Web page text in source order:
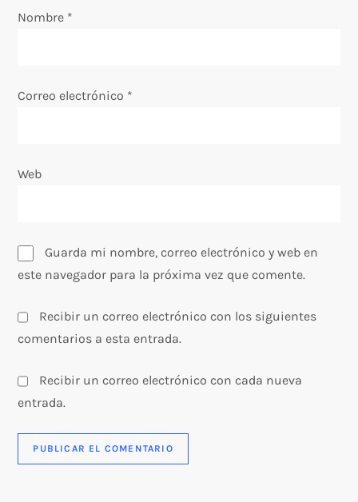
e
t
a
a
s
Nombre *
Correo electrónico *
Web
Guarda mi nombre, correo electrónico y web en
este navegador para la próxima vez que comente.
Recibir un correo electrónico con los siguientes
comentarios a esta entrada.
Recibir un correo electrónico con cada nueva
entrada.